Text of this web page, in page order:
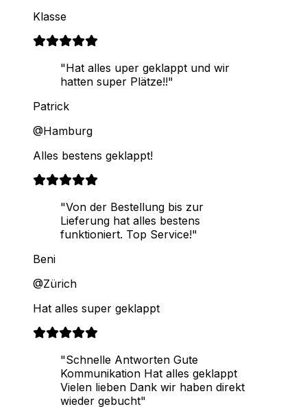
Klasse
"Hat alles uper geklappt und wir
hatten super Plätze!!"
Patrick
@Hamburg
Alles bestens geklappt!
"Von der Bestellung bis zur
Lieferung hat alles bestens
funktioniert. Top Service!"
Beni
@Zürich
Hat alles super geklappt
"Schnelle Antworten Gute
Kommunikation Hat alles geklappt
Vielen lieben Dank wir haben direkt
wieder gebucht"